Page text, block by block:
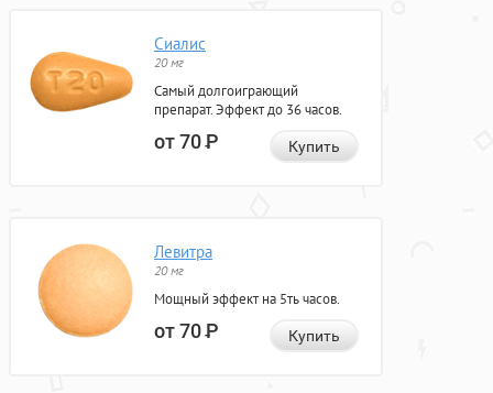
Сиалис
20 мг
Самый долгоиграющий
препарат. Эффект до 36 часов.
от 70Р Купить
Левитра
20 мг
Мощный эффект на 5ть часов.
от 70Р Купить